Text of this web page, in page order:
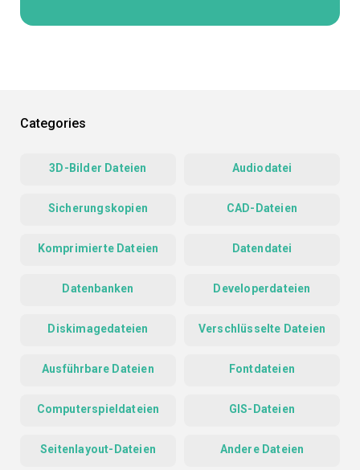
Categories
3D-Bilder Dateien Audiodatei
Sicherungskopien CAD-Dateien
Komprimierte Dateien Datendatei
Datenbanken Developerdateien
Diskimagedateien Verschlüsselte Dateien
Ausführbare Dateien Fontdateien
Computerspieldateien GIS-Dateien
Seitenlayout-Dateien Andere Dateien